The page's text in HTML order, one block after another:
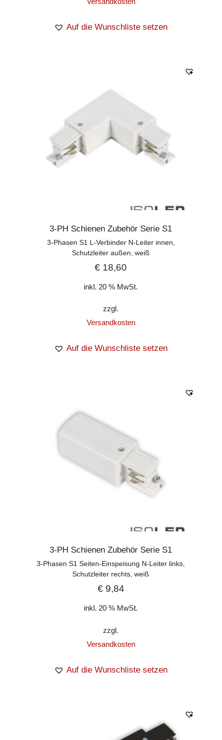
Auf die Wunschliste setzen
3-PH Schienen Zubehör Serie S1
3-Phasen S1 L-Verbinder N-Leiter innen,
Schutzleiter außen, weiß
€ 18,60
inkl. 20 % MwSt.
zzgl.
Versandkosten
Auf die Wunschliste setzen
3-PH Schienen Zubehör Serie S1
3-Phasen S1 Seiten-Einspeisung N-Leiter links,
Schutzleiter rechts, weiß
€9,84
inkl. 20 % MwSt.
zzgl.
Versandkosten
Auf die Wunschliste setzen